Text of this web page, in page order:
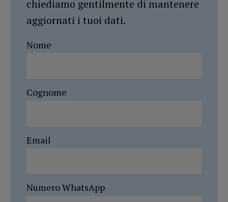
chiediamo gentilmente di mantenere
aggiornati i tuoi dati.
Nome
Cognome
Email
Numero WhatsApp